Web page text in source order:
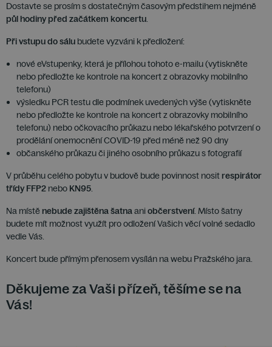
Dostavte se prosím s dostatečným časovým předstihem nejméně
půl hodiny před začátkem koncertu.
Při vstupu do sálu budete vyzváni k předložení:
nové eVstupenky, která je přílohou tohoto e-mailu (vytiskněte
nebo předložte ke kontrole na koncert z obrazovky mobilního
telefonu)
výsledku PCR testu dle podmínek uvedených výše (vytiskněte
nebo předložte ke kontrole na koncert z obrazovky mobilního
telefonu) nebo očkovacího průkazu nebo lékařského potvrzení o
prodělání onemocnění COVID-19 před méně než 90 dny
občanského průkazu či jiného osobního průkazu s fotografií
V průběhu celého pobytu v budově bude povinnost nosit respirátor
třídy FFP2 nebo KN95.
Na místě nebude zajištěna šatnaaniobčerstvení. Místo šatny
budete mít možnost využít pro odložení Vašich věcí volné sedadlo
vedle Vás.
Koncert bude přímým přenosem vysílán na webu Pražského jara.
Děkujeme za Vaši přízeň, těšíme se na
Vás!